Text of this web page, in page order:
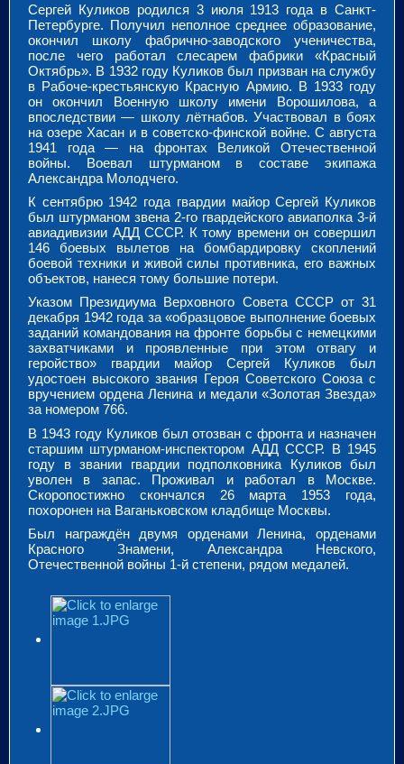
Сергей Куликов родился 3 июля 1913 года в Санкт-
Петербурге. Получил неполное среднее образование,
окончил школу фабрично-заводского ученичества,
после чего работал слесарем фабрики «Красный
Октябрь». В 1932 году Куликов был призван на службу
в Рабоче-крестьянскую Красную Армию. В 1933 году
он окончил Военную школу имени Ворошилова, а
впоследствии — школу лётнабов. Участвовал в боях
на озере Хасан и в советско-финской войне. С августа
1941 года — на фронтах Великой Отечественной
войны. Воевал штурманом в составе экипажа
Александра Молодчего.
К сентябрю 1942 года гвардии майор Сергей Куликов
был штурманом звена 2-го гвардейского авиаполка 3-й
авиадивизии АДД СССР. К тому времени он совершил
146 боевых вылетов на бомбардировку скоплений
боевой техники и живой силы противника, его важных
объектов, нанеся тому большие потери.
Указом Президиума Верховного Совета СССР от 31
декабря 1942 года за «образцовое выполнение боевых
заданий командования на фронте борьбы с немецкими
захватчиками и проявленные при этом отвагу и
геройство» гвардии майор Сергей Куликов был
удостоен высокого звания Героя Советского Союза с
вручением ордена Ленина и медали «Золотая Звезда»
за номером 766.
В 1943 году Куликов был отозван с фронта и назначен
старшим штурманом-инспектором АДД СССР. В 1945
году в звании гвардии подполковника Куликов был
уволен в запас. Проживал и работал в Москве.
Скоропостижно скончался 26 марта 1953 года,
похоронен на Ваганьковском кладбище Москвы.
Был награждён двумя орденами Ленина, орденами
Красного Знамени, Александра Невского,
Отечественной войны 1-й степени, рядом медалей.